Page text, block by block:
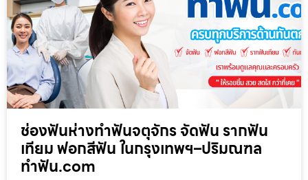
ช่องฟันห่างทำฟันจตุจักร จัดฟัน รากฟัน
เทียม ฟอกสีฟัน ในกรุงเทพฯ–ปริมณฑล
ทำฟัน.com